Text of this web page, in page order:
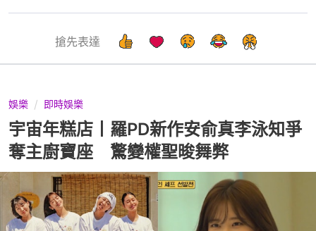
搶先表達
娛樂 即時娛樂
宇宙年糕店丨羅PD新作安俞真李泳知爭
奪主廚寶座 驚變權聖晙舞弊